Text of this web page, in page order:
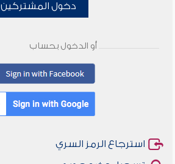
دخول المشتركين
أو الدخول بحساب
استرجاع الرمز السري